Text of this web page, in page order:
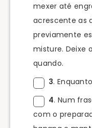
mexer até
acrescente as
previamente
misture. Deixe
quando.
3.
4. Num
com o